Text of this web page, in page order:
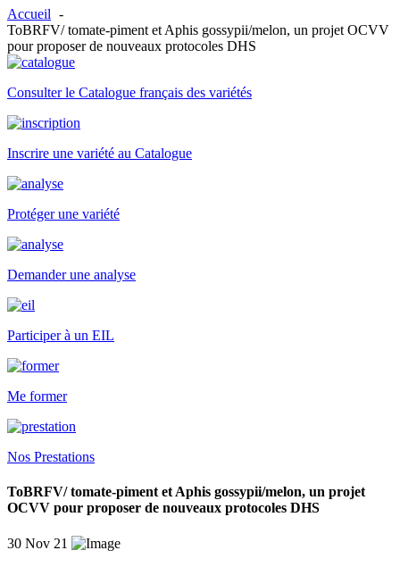
Accueil
ToBRFV/ tomate-piment et Aphis gossypii/melon, un projet OCVV
pour proposer de nouveaux protocoles DHS
Consulter le Catalogue français des variétés
Inscrire une variété au Catalogue
Protéger une variété
Demander une analyse
Participer à un EIL
Me former
Nos Prestations
ToBRFV/ tomate-piment et Aphis gossypii/melon, un projet
OCVV pour proposer de nouveaux protocoles DHS
30 Nov 21